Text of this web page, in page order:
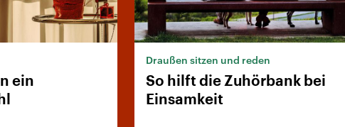
ein
Draußen sitzen und reden
So hilft die Zuhörbank bei
Einsamkeit